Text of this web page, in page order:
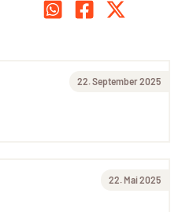
22. Mai 2025
22. September 2025